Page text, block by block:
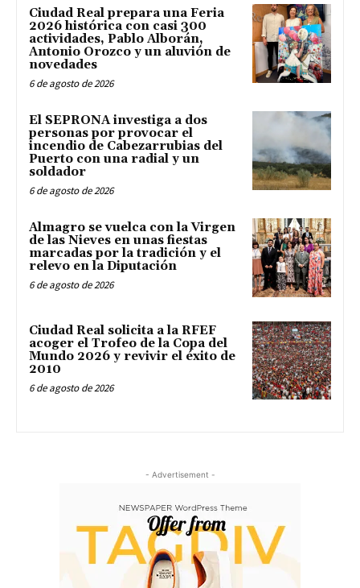
Ciudad Real prepara una Feria
2026 histórica con casi 300
actividades, Pablo Alborán,
Antonio Orozco y un aluvión de
novedades
6 de agosto de 2026
El SEPRONA investiga a dos
personas por provocar el
incendio de Cabezarrubias del
Puerto con una radial y un
soldador
6 de agosto de 2026
Almagro se vuelca con la Virgen
de las Nieves en unas fiestas
marcadas por la tradición y el
relevo en la Diputación
6 de agosto de 2026
Ciudad Real solicita a la RFEF
acoger el Trofeo de la Copa del
Mundo 2026 y revivir el éxito de
2010
6 de agosto de 2026
- Advertisement -